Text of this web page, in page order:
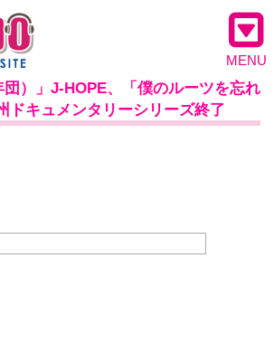
MENU
団）」J-HOPE、「僕のルーツを忘れ
キュメンタリーシリーズ終了